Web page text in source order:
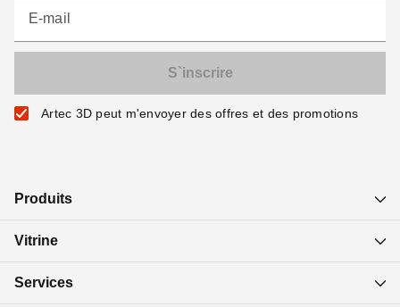
E-mail
Artec 3D peut m'envoyer des offres et des promotions
Produits
Vitrine
Services